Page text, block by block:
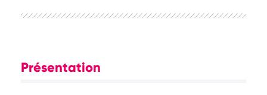
Présentation